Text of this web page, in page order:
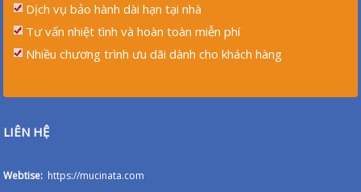
Dịch vụ bảo hành dài hạn tại nhà
Tư vấn nhiệt tình và hoàn toàn miễn phí
Nhiều chương trình ưu dãi dành cho khách hàng
LIÊN HỆ
Webtise: https://mucinata.com